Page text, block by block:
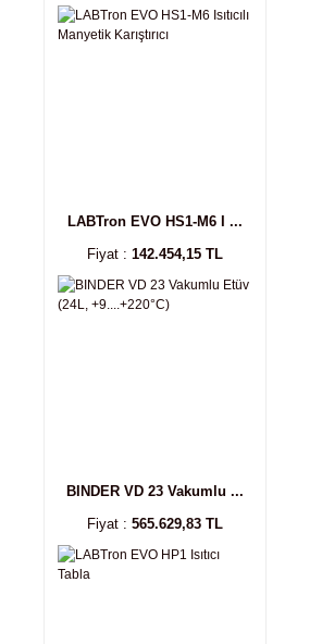
LABTron EVO HS1-M6 I ...
Fiyat : 142.454,15 TL
BINDER VD 23 Vakumlu ...
Fiyat : 565.629,83 TL